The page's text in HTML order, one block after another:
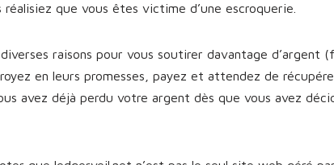
réalisiez que vous êtes victime d’une escroquerie.
raisons pour vous soutirer davantage d’argent
en leurs promesses, payez et attendez de
avez déjà perdu votre argent dès que vous avez